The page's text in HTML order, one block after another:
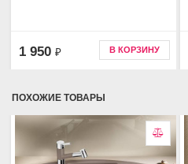
1 950 ₽ В КОРЗИНУ
ПОХОЖИЕ ТОВАРЫ